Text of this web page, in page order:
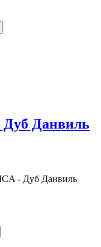
Данвиль
- Дуб Данвиль